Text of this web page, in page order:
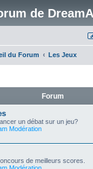
de
du Forum Les Jeux
Forum
un débat sur un jeu?
Modération
de meilleurs scores.